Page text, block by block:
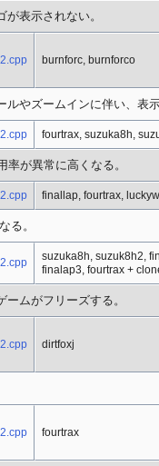
表示されない。
burnforc, burnforco
ルやズームインに伴い、表
fourtrax, suzuka8h,
が異常に高くなる。
finallap, fourtrax,
る。
suzuka8h, suzuk8h2,
finalap3, fourtrax +
ムがフリーズする。
dirtfoxj
fourtrax